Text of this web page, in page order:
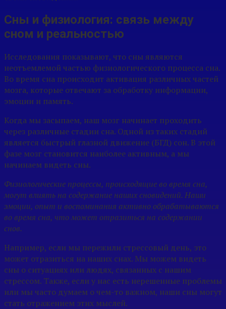
Сны и физиология: связь между
сном и реальностью
Исследования показывают, что сны являются
неотъемлемой частью физиологического процесса сна.
Во время сна происходит активация различных частей
мозга, которые отвечают за обработку информации,
эмоции и память.
Когда мы засыпаем, наш мозг начинает проходить
через различные стадии сна. Одной из таких стадий
является быстрый глазной движение (БГД) сон. В этой
фазе мозг становится наиболее активным, а мы
начинаем видеть сны.
Физиологические процессы, происходящие во время сна,
могут влиять на содержание наших сновидений. Наши
эмоции, опыт и воспоминания активно обрабатываются
во время сна, что может отразиться на содержании
снов.
Например, если мы пережили стрессовый день, это
может отразиться на наших снах. Мы можем видеть
сны о ситуациях или людях, связанных с нашим
стрессом. Также, если у нас есть нерешенные проблемы
или мы часто думаем о чем-то важном, наши сны могут
стать отражением этих мыслей.